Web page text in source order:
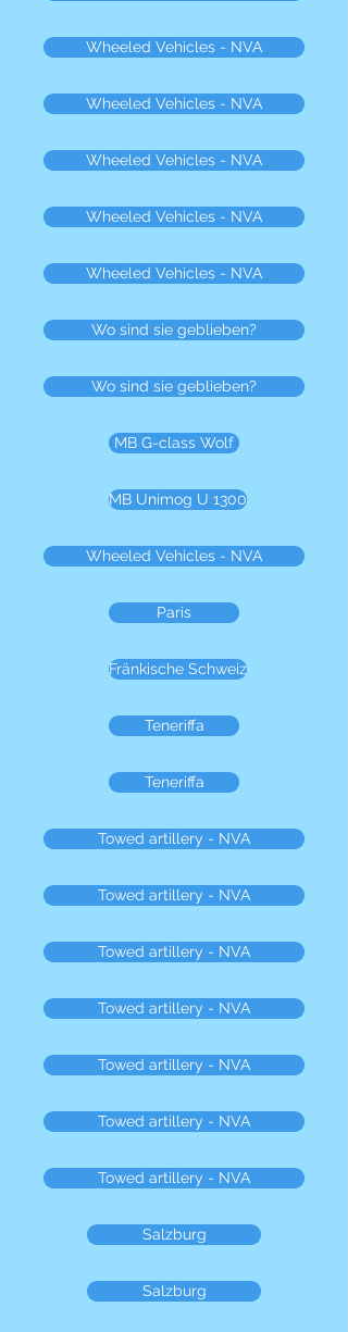
Wheeled Vehicles - NVA
Wheeled Vehicles - NVA
Wheeled Vehicles - NVA
Wheeled Vehicles - NVA
Wheeled Vehicles - NVA
Wo sind sie geblieben?
Wo sind sie geblieben?
MB G-class Wolf
MB Unimog U 1300
Wheeled Vehicles - NVA
Paris
Fränkische Schweiz
Teneriffa
Teneriffa
Towed artillery - NVA
Towed artillery - NVA
Towed artillery - NVA
Towed artillery - NVA
Towed artillery - NVA
Towed artillery - NVA
Towed artillery - NVA
Salzburg
Salzburg